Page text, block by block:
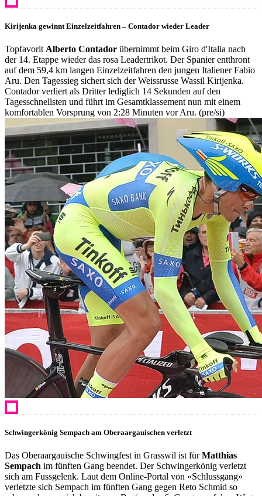
Kirijenka gewinnt Einzelzeitfahren – Contador wieder Leader
Topfavorit Alberto Contador übernimmt beim Giro d'Italia nach
der 14. Etappe wieder das rosa Leadertrikot. Der Spanier entthront
auf dem 59,4 km langen Einzelzeitfahren den jungen Italiener Fabio
Aru. Den Tagessieg sichert sich der Weissrusse Wassil Kirijenka.
Contador verliert als Dritter lediglich 14 Sekunden auf den
Tagesschnellsten und führt im Gesamtklassement nun mit einem
komfortablen Vorsprung von 2:28 Minuten vor Aru. (pre/si)
Schwingerkönig Sempach am Oberaargauischen verletzt
Das Oberaargauische Schwingfest in Grasswil ist fürMatthias
Sempach im fünften Gang beendet. Der Schwingerkönig verletzt
sich am Fussgelenk. Laut dem Online-Portal von «Schlussgang»
verletzte sich Sempach im fünften Gang gegen Reto Schmid so